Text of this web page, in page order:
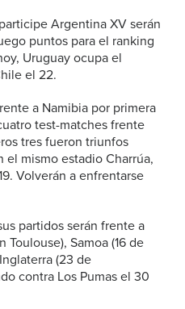
Argentina XV serán
puntos para el ranking
Uruguay ocupa el
el 22.
a Namibia por primera
test-matches frente
tres fueron triunfos
el mismo estadio Charrúa,
Volverán a enfrentarse
partidos serán frente a
Toulouse), Samoa (16 de
(23 de
contra Los Pumas el 30